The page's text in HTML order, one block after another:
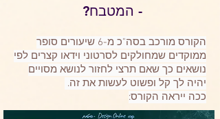
- המטבח?
הקורס מורכב בסה"כ מ-6 שיעורים סופר
ממוקדים שמחולקים לסרטוני וידאו קצרים לפי
נושאים כך שאם תרצי לחזור לנושא מסויים
יהיה לך קל ופשוט לעשות את זה.
ככה ייראה הקורס: